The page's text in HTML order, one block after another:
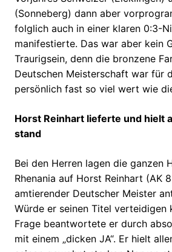
(Sonneberg) dann aber
folglich auch in einer klaren 0:3-
manifestierte. Das war aber kein
Traurigsein, denn die bronzene
Deutschen Meisterschaft war für
persönlich fast so viel wert wie
Horst Reinhart lieferte und hielt
stand
Bei den Herren lagen die ganzen
Rhenania auf Horst Reinhart (AK
amtierender Deutscher Meister
Würde er seinen Titel verteidigen
Frage beantwortete er durch
mit einem „dicken JA“. Er hielt